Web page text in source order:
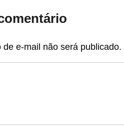
de e-mail não será publicado.